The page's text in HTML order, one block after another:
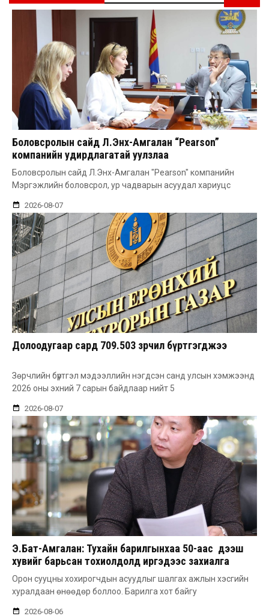
Боловсролын сайд Л.Энх-Амгалан “Pearson”
компанийн удирдлагатай уулзлаа
Боловсролын сайд Л.Энх-Амгалан "Pearson" компанийн
Мэргэжлийн боловсрол, ур чадварын асуудал хариуцс
2026-08-07
Долоодугаар сард 709.503 зөрчил бүртгэгджээ
Зөрчлийн бүртгэл мэдээллийн нэгдсэн санд улсын хэмжээнд
2026 оны эхний 7 сарын байдлаар нийт 5
2026-08-07
Э.Бат-Амгалан: Тухайн барилгынхаа 50-аас дээш
хувийг барьсан тохиолдолд иргэдээс захиалга
авдаг болгоно
Орон сууцны хохирогчдын асуудлыг шалгах ажлын хэсгийн
хуралдаан өнөөдөр боллоо. Барилга хот байгу
2026-08-06